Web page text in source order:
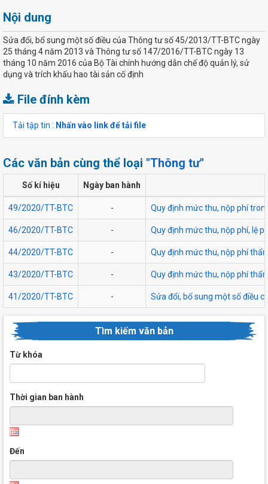
Nội dung
Sửa đổi, bổ sung một số điều của Thông tư số 45/2013/TT-BTC ngày
25 tháng 4 năm 2013 và Thông tư số 147/2016/TT-BTC ngày 13
tháng 10 năm 2016 của Bộ Tài chính hướng dẫn chế độ quản lý, sử
dụng và trích khấu hao tài sản cố định
File đính kèm
Tải tập tin : Nhấn vào link để tải file
Các văn bản cùng thể loại "Thông tư"
Số kí hiệu Ngày ban hành
49/2020/TT-BTC - Quy định mức thu, nộp phí
46/2020/TT-BTC - Quy định mức thu, nộp phí, lệ
44/2020/TT-BTC - Quy định mức thu, nộp phí
43/2020/TT-BTC - Quy định mức thu, nộp phí
41/2020/TT-BTC - Sửa đổi, bổ sung một số điều
Tìm kiếm văn bản
Từ khóa
Thời gian ban hành
Đến